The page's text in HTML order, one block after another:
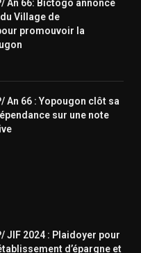
An 66: Bictogo annonce
Village de
promouvoir la
An 66 : Yopougon clôt sa
sur une note
JIF 2024 : Plaidoyer pour
d’épargne et